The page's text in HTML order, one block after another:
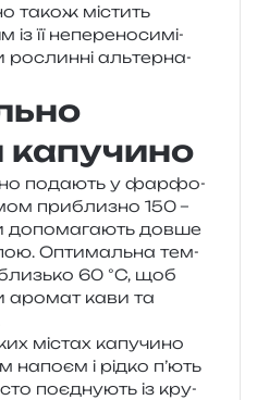
також містить
із її непе­ре­но­си­мі­
аль­тер­на­
капучино
пода­ють у фар­фо­
при­бли­зно 150 –
допо­ма­га­ють довше
Оптимальна тем­
60 °C, щоб
аро­мат кави та
містах капу­чи­но
і рідко п’ють
поєд­ну­ють із кру­